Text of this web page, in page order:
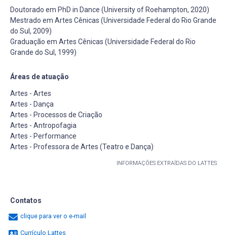
Doutorado em PhD in Dance (University of Roehampton, 2020)
Mestrado em Artes Cênicas (Universidade Federal do Rio Grande
do Sul, 2009)
Graduação em Artes Cênicas (Universidade Federal do Rio
Grande do Sul, 1999)
Áreas de atuação
Artes - Artes
Artes - Dança
Artes - Processos de Criação
Artes - Antropofagia
Artes - Performance
Artes - Professora de Artes (Teatro e Dança)
INFORMAÇÕES EXTRAÍDAS DO LATTES
Contatos
clique para ver o e-mail
Currículo Lattes